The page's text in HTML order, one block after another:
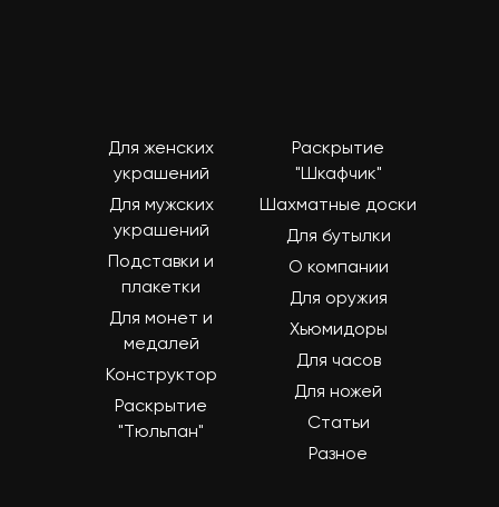
Для женских
украшений
Для мужских
украшений
Подставки и
плакетки
Для монет и
медалей
Конструктор
Раскрытие
"Тюльпан"
Раскрытие
"Шкафчик"
Шахматные доски
Для бутылки
О компании
Для оружия
Хьюмидоры
Для часов
Для ножей
Статьи
Разное